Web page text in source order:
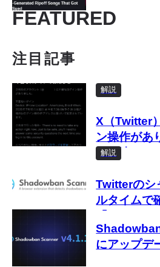
FEATURED
注目記事
解説
X（Twitter
ン操作があ
対処法
解説
Twitterのシ
ルタイムで
い方
にアップデ